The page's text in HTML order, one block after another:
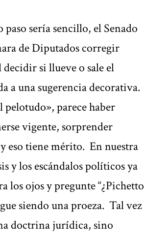
sería sencillo, el Senado
de Diputados corregir
si llueve o sale el
a una sugerencia decorativa.
parece haber
vigente, sorprender
eso tiene mérito. En nuestra
y los escándalos políticos ya
los ojos y pregunte “¿Pichetto
siendo una proeza. Tal vez
doctrina jurídica, sino